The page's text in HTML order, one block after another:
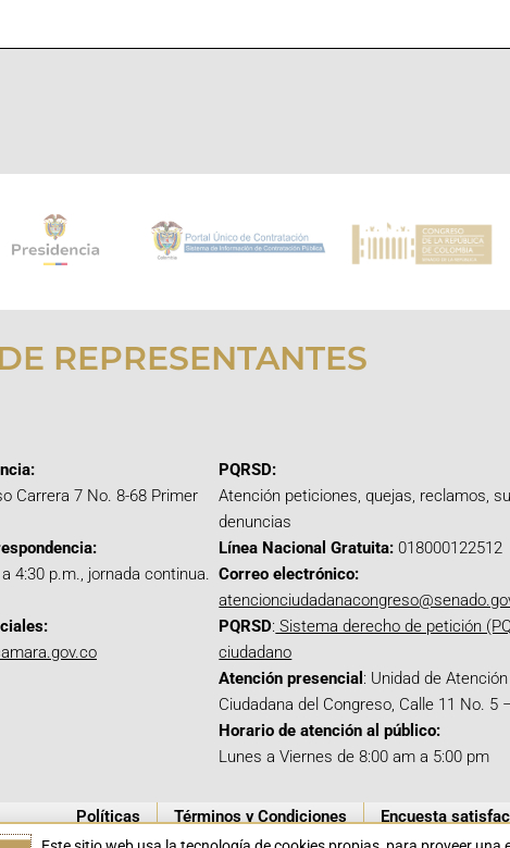
REPRESENTANTES
Carrera 7 No. 8-68 Primer
4:30 p.m., jornada continua.
PQRSD:
Atención peticiones, quejas, reclamos,
denuncias
Línea Nacional Gratuita: 018000122512
Correo electrónico:
PQRSD: Sistema derecho de petición
ciudadano
Atención presencial : Unidad de Atención
Ciudadana del Congreso, Calle 11 No. 5
Horario de atención al público:
Lunes a Viernes de 8:00 am a 5:00 pm
Políticas Términos y Condiciones Encuesta